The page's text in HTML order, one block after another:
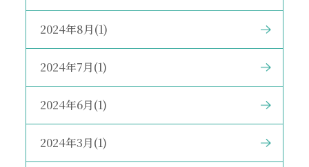
2024年8月(1)
2024年7月(1)
2024年6月(1)
2024年3月(1)